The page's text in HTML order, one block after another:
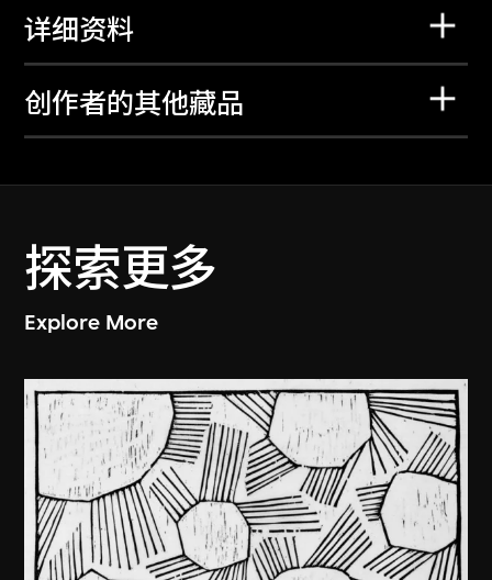
详细资料
创作者的其他藏品
探索更多
Explore More